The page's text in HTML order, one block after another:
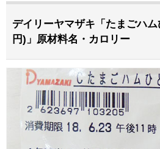
デイリーヤマザキ「たまごハ
円)」原材料名・カロリー